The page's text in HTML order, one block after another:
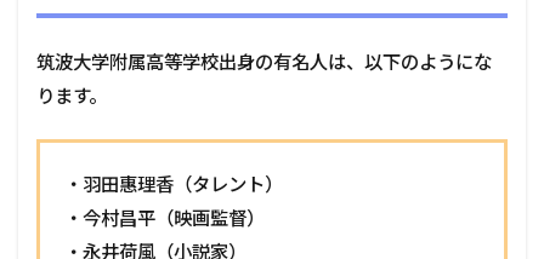
筑波大学附属高等学校出身の有名人は、以下のようにな
ります。
・羽田惠理香（タレント）
・今村昌平（映画監督）
・永井荷風（小説家）